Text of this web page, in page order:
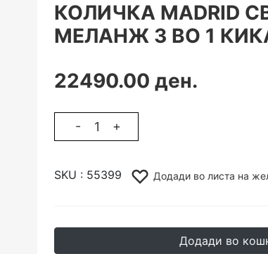
КОЛИЧКА MADRID
МЕЛАНЖ 3 ВО 1
22490.00 ден.
- +
SKU : 55399 Додади во листа на
Додади во